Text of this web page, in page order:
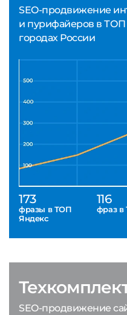
SEO-продвижение
и пурифайеров в ТОП
городах России
173
фразы в ТОП
Яндекс
116
фраз в
SEO-продвижение